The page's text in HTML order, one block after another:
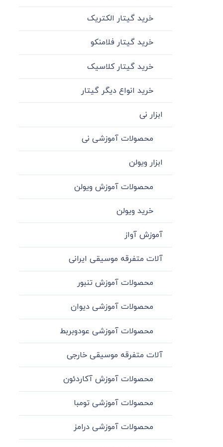
خرید گیتار الکتریک
خرید گیتار فلامنکو
خرید گیتار کلاسیک
خرید انواع دیگر گیتار
ابزار نی
محصولات آموزشی نی
ابزار ویولن
محصولات آموزش ویولن
خرید ویولن
آموزش آواز
آلات متفرقه موسیقی ایرانی
محصولات آموزش تنبور
محصولات آموزشی دیوان
محصولات آموزشی عودوبربط
آلات متفرقه موسیقی خارجی
محصولات آموزش آکاردئون
محصولات آموزشی تومبا
محصولات آموزشی درامز